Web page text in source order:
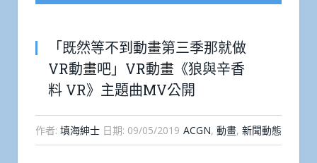
「既然等不到動畫第三季那就做
VR動畫吧」VR動畫《狼與辛香
料 VR》主題曲MV公開
作者: 填海紳士 日期: 09/05/2019 ACGN, 動畫, 新聞動態